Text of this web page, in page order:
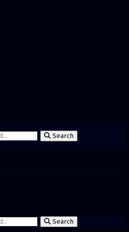
Search
Search